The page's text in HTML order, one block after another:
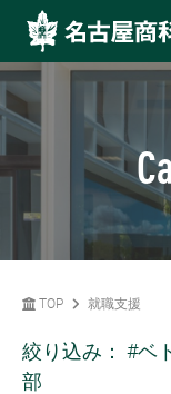
TOP 就職支援
絞り込み： #ベ
部